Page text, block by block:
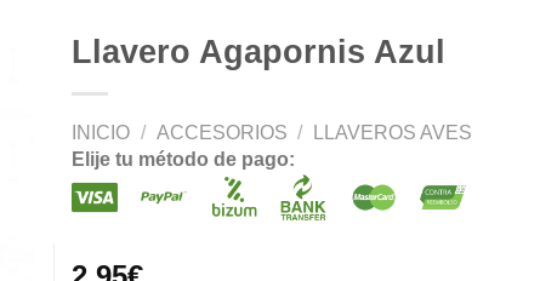
Llavero Agapornis Azul
INICIO / ACCESORIOS /
LLAVEROS AVES
Elije tu método de pago: